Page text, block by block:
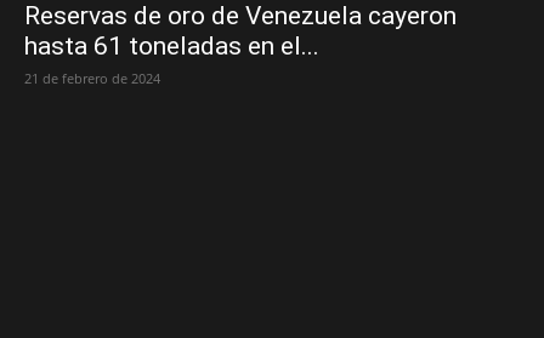
Reservas de oro de Venezuela cayeron
hasta 61 toneladas en el...
21 de febrero de 2024